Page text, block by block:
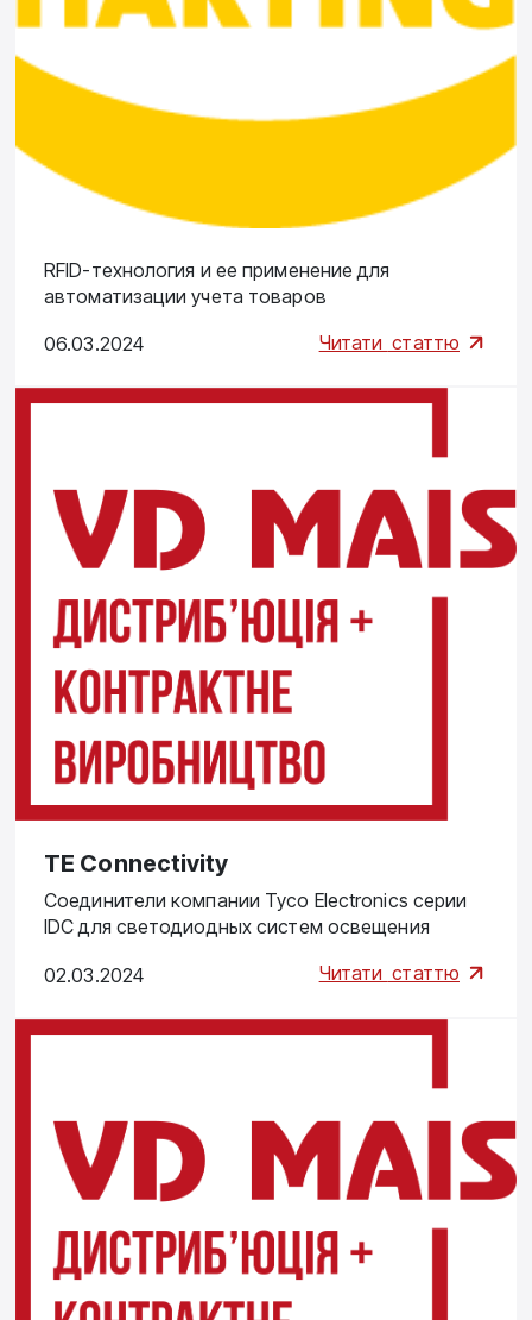
RFID-технология и ее применение для
автоматизации учета товаров
06.03.2024 Читати статтю
TE Connectivity
Соединители компании Tyco Electronics серии
IDC для светодиодных систем освещения
02.03.2024 Читати статтю